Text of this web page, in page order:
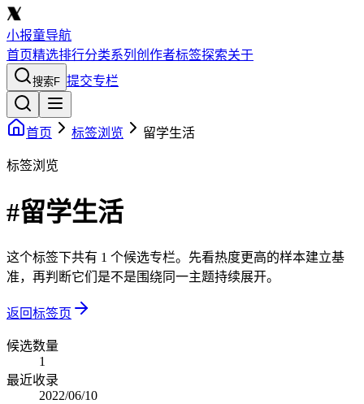
小报童导航
首页精选排行分类系列 创作者标签探索关于
搜索F 提交专栏
首页 标签浏览 留学生活
标签浏览
#留学生活
这个标签下共有 1 个候选专栏。先看热度更高的样本建立基
准，再判断它们是不是围绕同一主题持续展开。
返回标签页
候选数量
1
最近收录
2022/06/10